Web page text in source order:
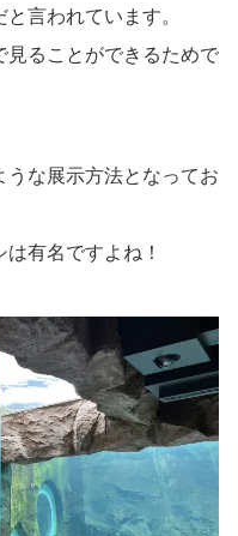
と言われています。
見ることができるためで
な展示方法となってお
有名ですよね！